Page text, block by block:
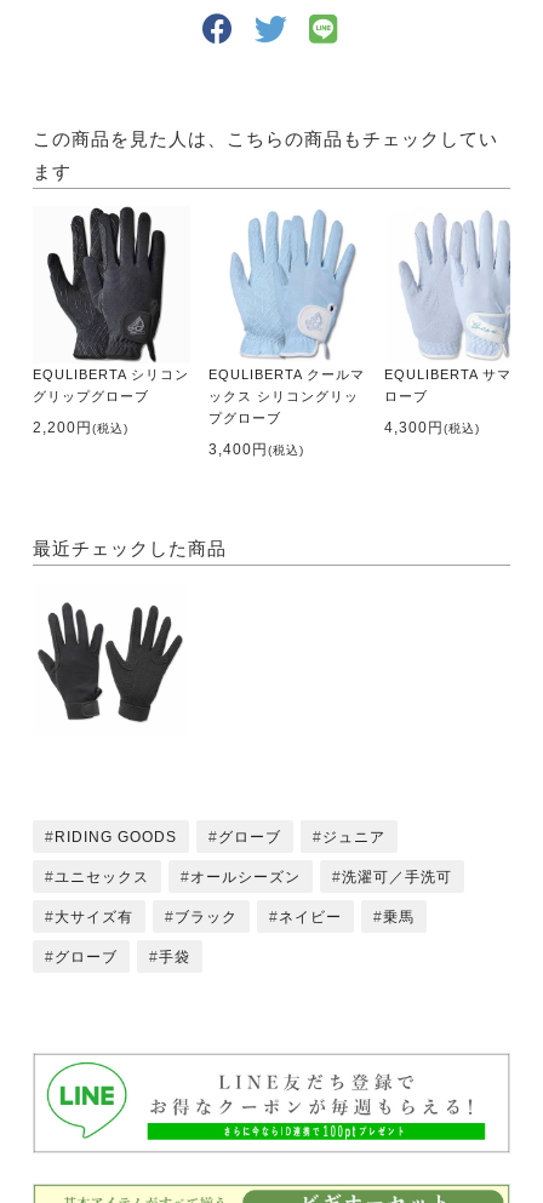
この商品を見た人は、こちらの商品もチェックしてい
ます
EQULIBERTA シリコン
グリップグローブ
2,200円(税込)
EQULIBERTA クールマ
ックス シリコングリッ
プグローブ
3,400円(税込)
EQULIBERTA サマーグ
ローブ
4,300円(税込)
最近チェックした商品
RIDING GOODS グローブ ジュニア
ユニセックス オールシーズン 洗濯可／手洗可
大サイズ有 ブラック ネイビー 乗馬
グローブ 手袋